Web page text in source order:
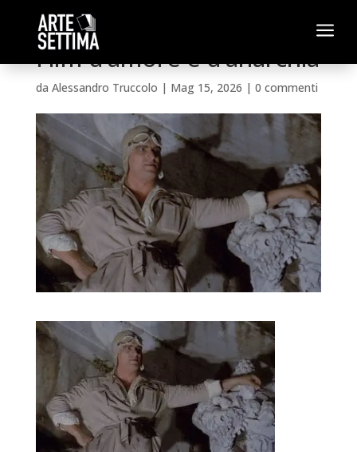
a
Film d’amore e d’anarchia
da Alessandro Truccolo | Mag 15, 2026 | 0 commenti